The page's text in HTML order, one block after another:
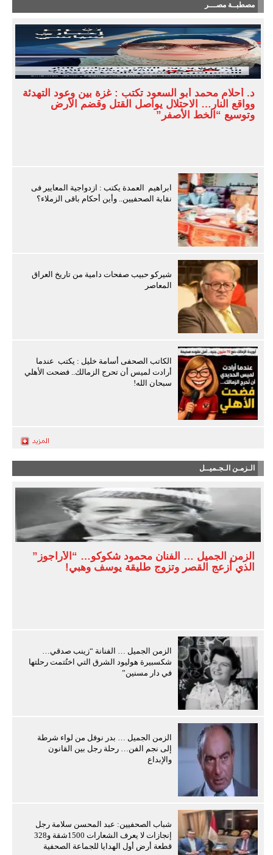
مصطبــة مصـــر
د. أحلام محمد أبو السعود تكتب : غزة بين وعود التهدئة
وواقع النار… الاحتلال يواصل القتل وقضم الأرض
وتوسيع “الخط الأصفر”
ابراهيم العمدة يكتب : ازدواجية المعايير فى
نقابة الصحفيين.. وأين أحكام باقى الزملاء؟
شيركو حبيب صفحات دامية من تاريخ العراق
المعاصر
الكاتب الصحفى أسامة خليل : يكتب عندما
أرادت لميس أن تحرج الزمالك.. فضحت الأهلي
سبحان الله!
الـزمـن الـجـميــل
الزمن الجميل … الفنان محمود شكوكو… “الأراجوز”
الذي أزعج القصر وتزوج طليقة يوسف وهبي!
الزمن الجميل … الفنانة “زينب صدقي…
شكسبيرة هوليود الشرق التي اختُتمت رحلتها
في دار مسنين”
الزمن الجميل … بدر نوفل من لواء شرطة
إلى نجم الفن… رحلة رجل بين القانون
والإبداع
شباب الصحفيين: عبد المحسن سلامة رجل
إنجازات لا يعرف الشعارات 1500شقة و328
قطعة أرض أول الهدايا للجماعة الصحفية